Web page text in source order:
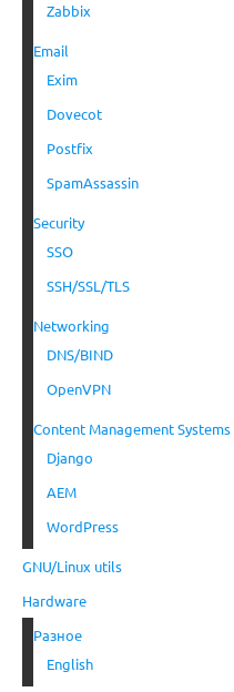
Zabbix
Email
Exim
Dovecot
Postfix
SpamAssassin
Security
SSO
SSH/SSL/TLS
Networking
DNS/BIND
OpenVPN
Content Management Systems
Django
AEM
WordPress
GNU/Linux utils
Hardware
Разное
English